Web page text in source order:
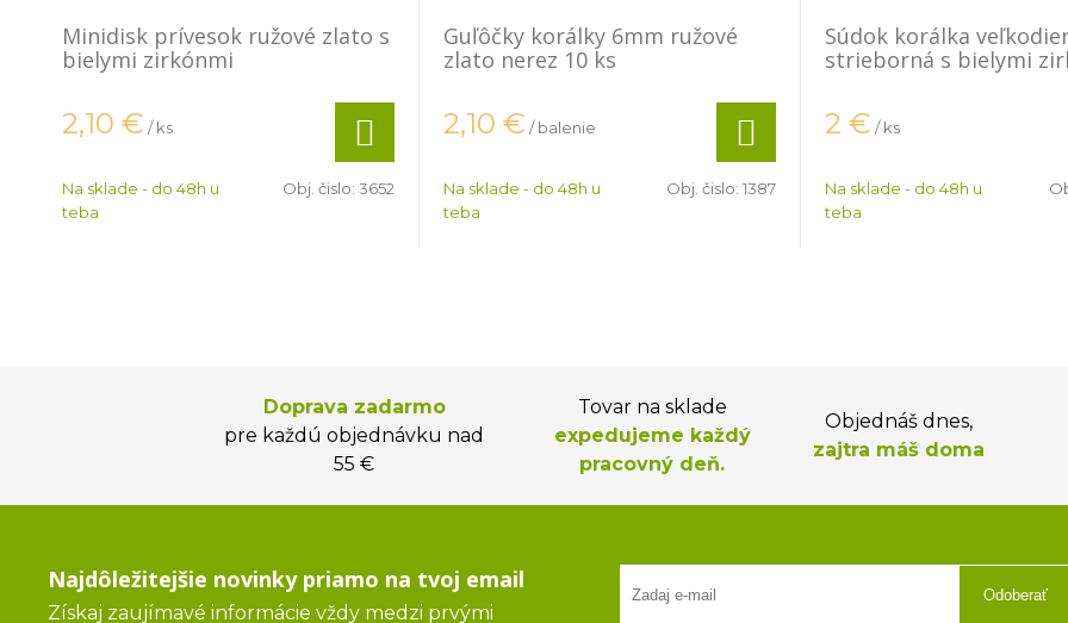
Minidisk prívesok ružové zlato s
bielymi zirkónmi
2,10 € / ks
Na sklade - do 48h u
teba
Obj. čislo: 3652
Guľôčky korálky 6mm ružové
zlato nerez 10 ks
2,10 € / balenie
Na sklade - do 48h u
teba
Obj. čislo: 1387
Súdok korálka
strieborná s bielymi
2 € / ks
Na sklade - do 48h u
teba
Doprava zadarmo
pre každú objednávku nad
55 €
Tovar na sklade
expedujeme každý
pracovný deň.
Objednáš dnes,
zajtra máš doma
Najdôležitejšie novinky priamo na tvoj email
Získaj zaujímavé informácie vždy medzi prvými
Odoberať